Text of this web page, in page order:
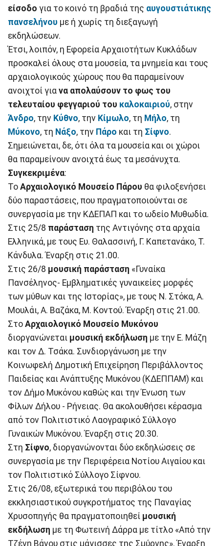
είσοδο για το κοινό τη βραδιά της αυγουστιάτικης
πανσελήνου με ή χωρίς τη διεξαγωγή
εκδηλώσεων.
Έτσι, λοιπόν, η Εφορεία Αρχαιοτήτων Κυκλάδων
προσκαλεί όλους στα μουσεία, τα μνημεία και τους
αρχαιολογικούς χώρους που θα παραμείνουν
ανοιχτοί για να απολαύσουν το φως του
τελευταίου φεγγαριού του καλοκαιριού, στην
Άνδρο, την Κύθνο, την Κίμωλο, τη Μήλο, τη
Μύκονο, τη Νάξο, την Πάρο και τη Σίφνο.
Σημειώνεται, δε, ότι όλα τα μουσεία και οι χώροι
θα παραμείνουν ανοιχτά έως τα μεσάνυχτα.
Συγκεκριμένα:
Το Αρχαιολογικό Μουσείο Πάρου θα φιλοξενήσει
δύο παραστάσεις, που πραγματοποιούνται σε
συνεργασία με την ΚΔΕΠΑΠ και το ωδείο Μυθωδία.
Στις 25/8 παράσταση της Αντιγόνης στα αρχαία
Ελληνικά, με τους Ευ. Θαλασσινή, Γ. Καπετανάκο, Τ.
Κάνδυλα. Έναρξη στις 21.00.
Στις 26/8 μουσική παράσταση «Γυναίκα
Πανσέληνος- Εμβληματικές γυναικείες μορφές
των μύθων και της Ιστορίας», με τους Ν. Στόκα, Α.
Μουλάι, Α. Βαζάκα, Μ. Κοντού. Έναρξη στις 21.00.
Στο Αρχαιολογικό Μουσείο Μυκόνου
διοργανώνεται μουσική εκδήλωση με την Ε. Μάζη
και τον Δ. Τσάκα. Συνδιοργάνωση με την
Κοινωφελή Δημοτική Επιχείρηση Περιβάλλοντος
Παιδείας και Ανάπτυξης Μυκόνου (ΚΔΕΠΠΑΜ) και
τον Δήμο Μυκόνου καθώς και την Ένωση των
Φίλων Δήλου - Ρήνειας. Θα ακολουθήσει κέρασμα
από τον Πολιτιστικό Λαογραφικό Σύλλογο
Γυναικών Μυκόνου. Έναρξη στις 20.30.
Στη Σίφνο, διοργανώνονται δύο εκδηλώσεις σε
συνεργασία με την Περιφέρεια Νοτίου Αιγαίου και
τον Πολιτιστικό Σύλλογο Σίφνου.
Στις 26/08, εξωτερικά του περιβόλου του
εκκλησιαστικού συγκροτήματος της Παναγίας
Χρυσοπηγής θα πραγματοποιηθεί μουσική
εκδήλωση με τη Φωτεινή Δάρρα με τίτλο «Από την
Τζένη Βάνου στις μάγισσες της Σμύρνης». Έναρξη